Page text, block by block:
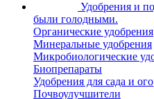
Удобрения и
были голодными.
Органические удобрения
Минеральные удобрения
Микробиологические
Биопрепараты
Удобрения для сада и
Почвоулучшители